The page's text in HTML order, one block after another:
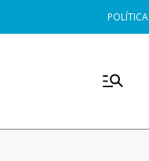
POLÍTICA